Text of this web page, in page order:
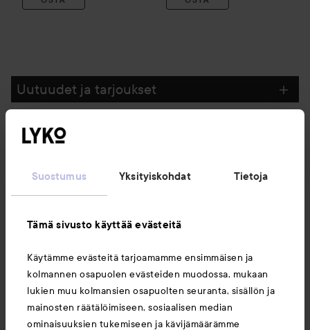
Suostumus Yksityiskohdat Tietoja
Tämä sivusto käyttää evästeitä
Käytämme evästeitä tarjoamamme ensimmäisen ja
kolmannen osapuolen evästeiden muodossa, mukaan
lukien muu kolmansien osapuolten seuranta, sisällön ja
mainosten räätälöimiseen, sosiaalisen median
ominaisuuksien tukemiseen ja kävijämäärämme
Uutuudet ja tarjoukset
Seuraa meitä
Saattaisit myös tykätä